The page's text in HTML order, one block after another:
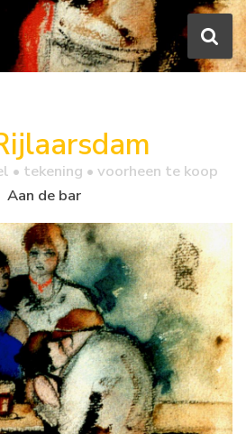
• tekening • voorheen te koop
Aan de bar